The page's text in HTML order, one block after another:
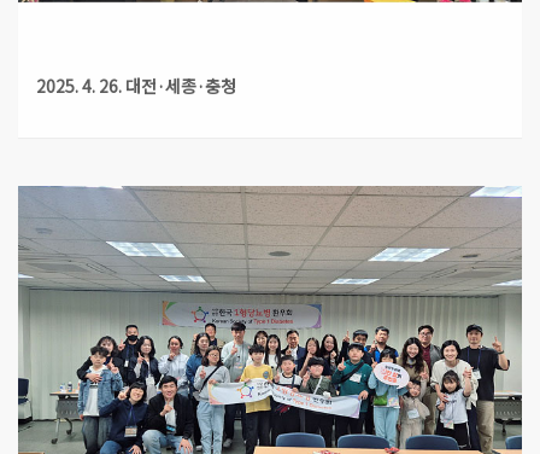
2025. 4. 26. 대전·세종·충청